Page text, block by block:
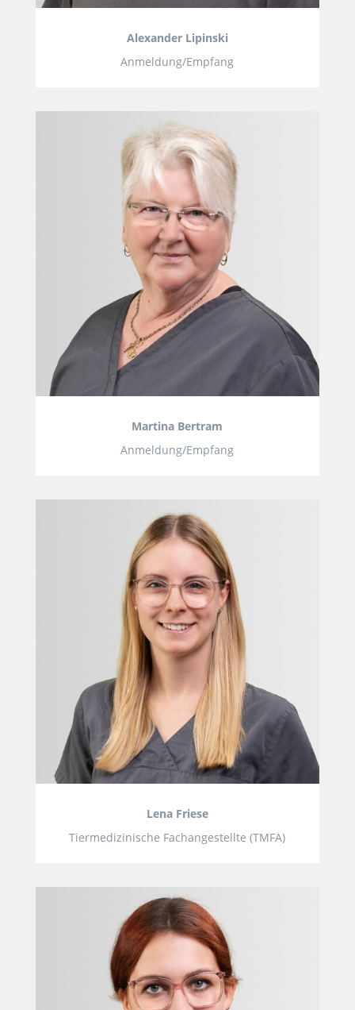
Alexander Lipinski
Anmeldung/Empfang
Martina Bertram
Anmeldung/Empfang
Lena Friese
Tiermedizinische Fachangestellte (TMFA)